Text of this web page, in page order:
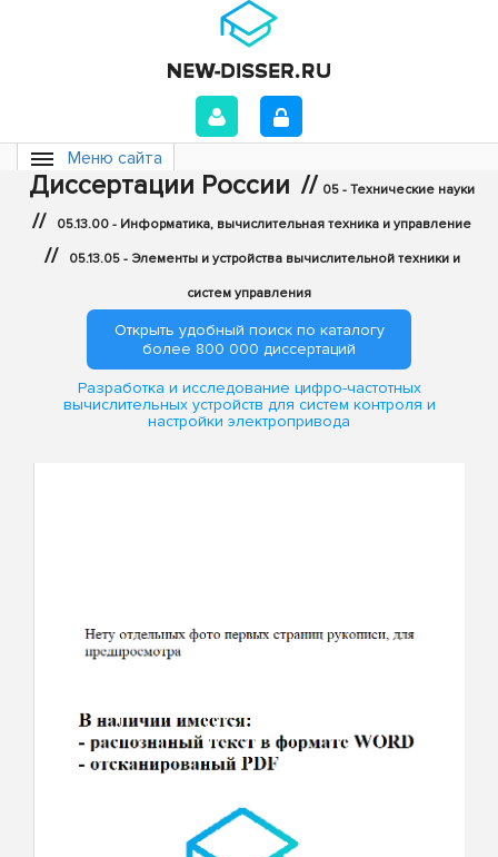
Меню сайта
Диссертации России // 05 - Технические науки
// 05.13.00 - Информатика, вычислительная техника и управление
// 05.13.05 - Элементы и устройства вычислительной техники и
систем управления
Открыть удобный поиск по каталогу
более 800 000 диссертаций
Разработка и исследование цифро-частотных
вычислительных устройств для систем контроля и
настройки электропривода